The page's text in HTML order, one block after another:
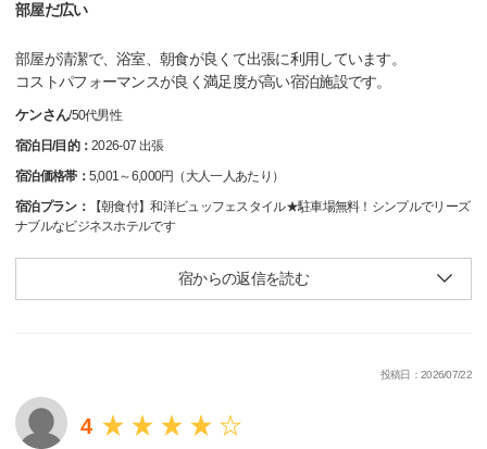
部屋だ広い
部屋が清潔で、浴室、朝食が良くて出張に利用しています。
コストパフォーマンスが良く満足度が高い宿泊施設です。
ケンさん/50代男性
宿泊日/目的：2026-07 出張
宿泊価格帯： 5,001～6,000円（大人一人あたり）
宿泊プラン：
【朝食付】和洋ビュッフェスタイル★駐車場無料！シンプルでリーズ
ナブルなビジネスホテルです
宿からの返信を読む
投稿日：2026/07/22
4